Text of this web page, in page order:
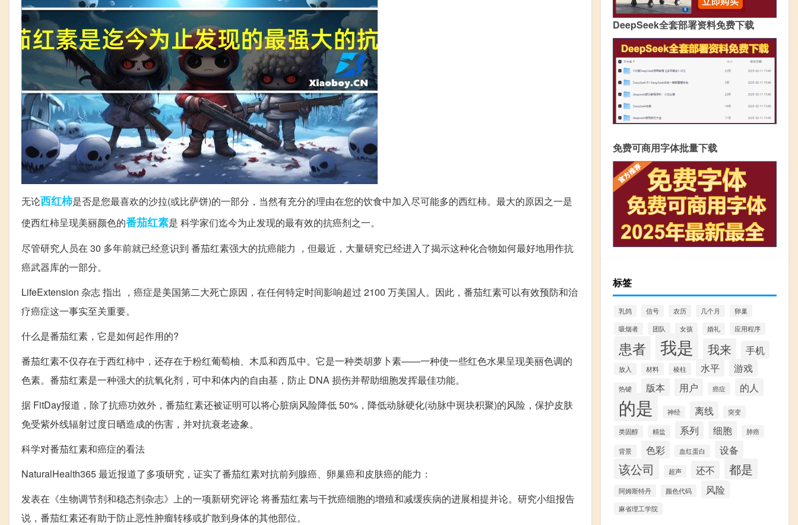
无论西红柿是否是您最喜欢的沙拉(或比萨饼)的一部分，当然有充分的理由在您的饮食中加入尽可能多的西红柿。最大的原因之一是
使西红柿呈现美丽颜色的番茄红素是 科学家们迄今为止发现的最有效的抗癌剂之一。
尽管研究人员在 30 多年前就已经意识到 番茄红素强大的抗癌能力 ，但最近，大量研究已经进入了揭示这种化合物如何最好地用作抗
癌武器库的一部分。
LifeExtension 杂志 指出 ，癌症是美国第二大死亡原因，在任何特定时间影响超过 2100 万美国人。因此，番茄红素可以有效预防和治
疗癌症这一事实至关重要。
什么是番茄红素，它是如何起作用的?
番茄红素不仅存在于西红柿中，还存在于粉红葡萄柚、木瓜和西瓜中。它是一种类胡萝卜素——一种使一些红色水果呈现美丽色调的
色素。番茄红素是一种强大的抗氧化剂，可中和体内的自由基，防止 DNA 损伤并帮助细胞发挥最佳功能。
据 FitDay报道，除了抗癌功效外，番茄红素还被证明可以将心脏病风险降低 50%，降低动脉硬化(动脉中斑块积聚)的风险，保护皮肤
免受紫外线辐射过度日晒造成的伤害，并对抗衰老迹象。
科学对番茄红素和癌症的看法
NaturalHealth365 最近报道了多项研究，证实了番茄红素对抗前列腺癌、卵巢癌和皮肤癌的能力：
发表在《生物调节剂和稳态剂杂志》上的一项新研究评论 将番茄红素与干扰癌细胞的增殖和减缓疾病的进展相提并论。研究小组报告
说，番茄红素还有助于防止恶性肿瘤转移或扩散到身体的其他部位。
DeepSeek全套部署资料免费下载
免费可商用字体批量下载
标签
乳鸽 信号 农历 几个月
卵巢
吸烟者
团队 女孩 婚礼 应用程序
患者 我是 我来 手机
放入 材料 棱柱 水平 游戏
热键 版本 用户 癌症 的人
的是 神经 离线 突变
类固醇 精盐 系列 细胞 肺癌
背景 色彩 血红蛋白 设备
该公司 超声 还不 都是
阿姆斯特丹 颜色代码 风险
麻省理工学院